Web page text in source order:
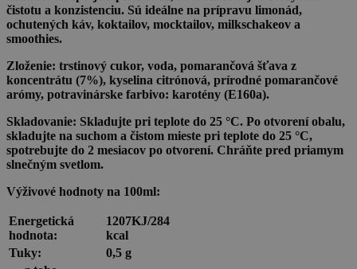
čistotu a konzistenciu. Sú ideálne na prípravu limonád,
ochutených káv, koktailov, mocktailov, milkschakeov a
smoothies.
Zloženie: trstinový cukor, voda, pomarančová šťava z
koncentrátu (7%), kyselina citrónová, prírodné pomarančové
arómy, potravinárske farbivo: karotény (E160a).
Skladovanie: Skladujte pri teplote do 25 °C. Po otvorení obalu,
skladujte na suchom a čistom mieste pri teplote do 25 °C,
spotrebujte do 2 mesiacov po otvorení. Chráňte pred priamym
slnečným svetlom.
Výživové hodnoty na 100ml:
Energetická
hodnota:
1207KJ/284
kcal
Tuky:
0,5 g